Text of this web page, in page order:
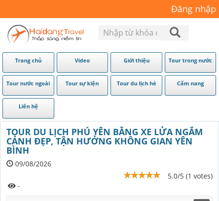
Đăng nhập
Trang chủ Video Giới thiệu Tour trong nước
Tour nước ngoài Tour sự kiện Tour du lịch hè Cẩm nang
Liên hệ
TOUR DU LỊCH PHÚ YÊN BẰNG XE LỬA NGẮM
CẢNH ĐẸP, TẬN HƯỞNG KHÔNG GIAN YÊN
BÌNH
09/08/2026
5.0/5 (1 votes)
-